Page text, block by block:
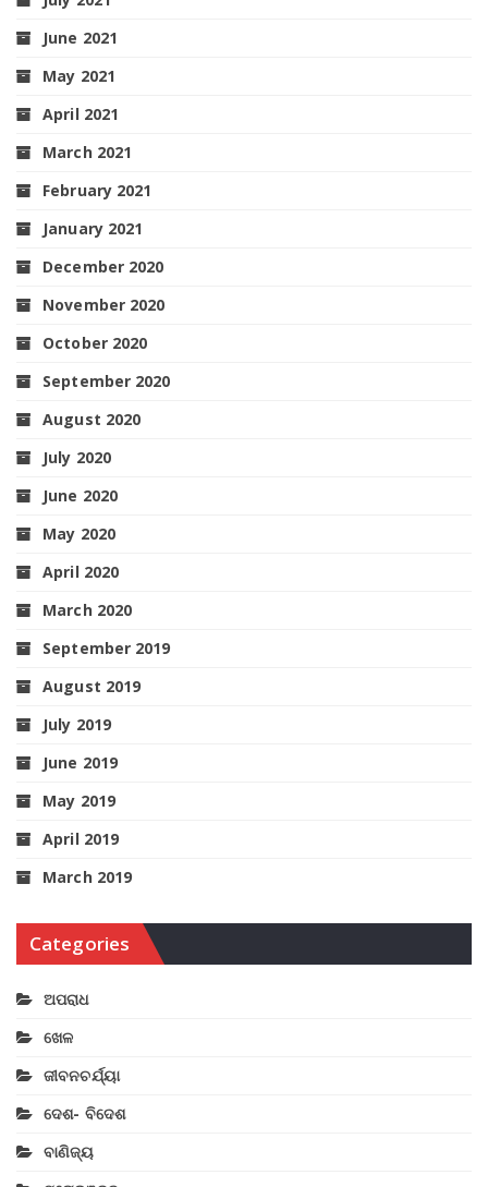
June 2021
May 2021
April 2021
March 2021
February 2021
January 2021
December 2020
November 2020
October 2020
September 2020
August 2020
July 2020
June 2020
May 2020
April 2020
March 2020
September 2019
August 2019
July 2019
June 2019
May 2019
April 2019
March 2019
Categories
ଅପରାଧ
ଖେଳ
ଜୀବନଚର୍ଯ୍ୟା
ଦେଶ- ବିଦେଶ
ବାଣିଜ୍ୟ